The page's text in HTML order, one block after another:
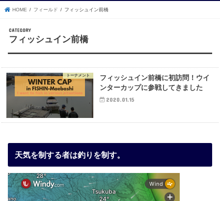
HOME フィールド フィッシュイン前橋
フィッシュイン前橋
トーナメント
フィッシュイン前橋に初訪問！ウイ
ンターカップに参戦してきました
2020.01.15
天気を制する者は釣りを制す。